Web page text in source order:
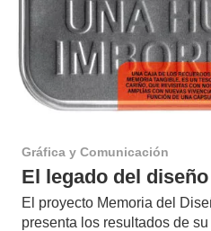
Gráfica y Comunicación
El legado del
El proyecto Memoria del
presenta los resultados de